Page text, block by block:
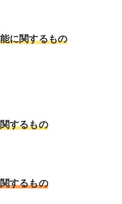
に関するもの
するもの
するもの